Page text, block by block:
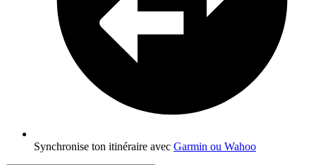
Synchronise ton itinéraire avec Garmin ou Wahoo